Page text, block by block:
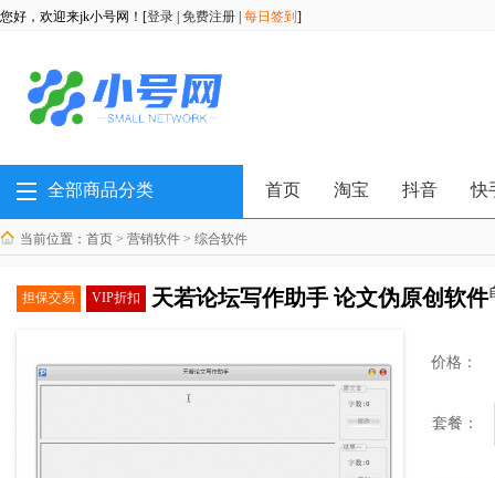
您好，欢迎来jk小号网！[登录 免费注册 每日签到 ]
全部商品分类 首页 淘宝 抖音 快
当前位置： 首页 > 营销软件 > 综合软件
担保交易 VIP折扣 天若论坛写作助手 论文伪原创软件
价格：
套餐：